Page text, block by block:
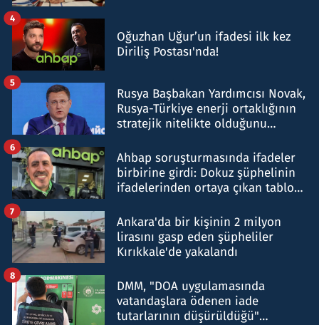
Oğuzhan Uğur’un ifadesi ilk kez
Diriliş Postası'nda!
4
Rusya Başbakan Yardımcısı Novak,
Rusya-Türkiye enerji ortaklığının
stratejik nitelikte olduğunu
5
Ahbap soruşturmasında ifadeler
birbirine girdi: Dokuz şüphelinin
ifadelerinden ortaya çıkan tablo
6
Ankara'da bir kişinin 2 milyon
lirasını gasp eden şüpheliler
Kırıkkale'de yakalandı
7
DMM, "DOA uygulamasında
vatandaşlara ödenen iade
tutarlarının düşürüldüğü"
8